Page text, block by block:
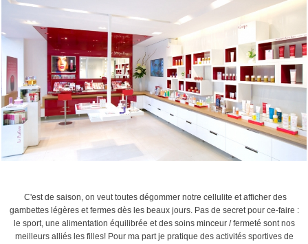
C'est de saison, on veut toutes dégommer notre cellulite et afficher des
gambettes légères et fermes dès les beaux jours. Pas de secret pour ce-faire :
le sport, une alimentation équilibrée et des soins minceur / fermeté sont nos
meilleurs alliés les filles! Pour ma part je pratique des activités sportives de